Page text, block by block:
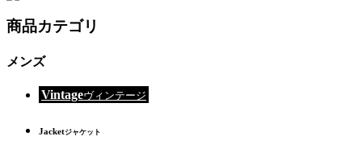
商品カテゴリ
メンズ
Vintageヴィンテージ
Jacketジャケット